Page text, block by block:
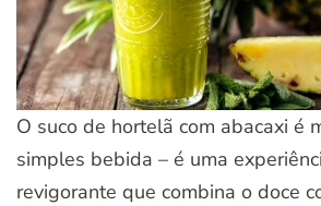
O suco de hortelã com abacaxi é
simples bebida – é uma
revigorante que combina o doce